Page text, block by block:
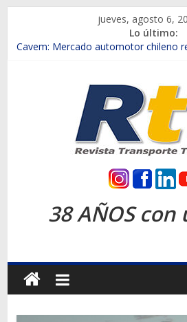
contenido
jueves, agosto 6,
Lo último:
Chile es el primer mercado
Salfa suma vehículos electrificados
Samex amplía su red con nuevas
SINOTRUK Pick-ups presentó la
la Expo Compras Públicas 2026
Revista
Transporte
Terrestre
38 AÑOS con